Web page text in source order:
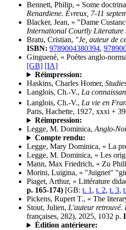
Bennett, Philip, « Some
Renardiene. Évreux, 7-11
Blacker, Jean, « "Dame
International Courtly Literature
Bratu, Cristian, "Je, auteur de
ISBN: 9789004380394,
Ginguené, « Poètes anglo-
[GB] [IA]
Réimpression:
Haskins, Charles Homer,
Langlois, Ch.-V., La
Langlois, Ch.-V., La vie en
Paris, Hachette, 1927, xxxi +
Réimpression:
Legge, M. Dominica,Anglo-
Compte rendu:
Legge, Mary Dominica, « La
Legge, M. Dominica, « Les
Mann, Max Friedrich, « Zu
Morini, Luigina, « "Juignet"
Piaget, Arthur, « Littérature
p. 165-174) [GB: t. 1, t. 2, t. 3,
Pickens, Rupert T., « The
Stout, Julien, L'auteur retrouvé.
françaises, 282), 2025, 1032 p.
Édition antérieure: